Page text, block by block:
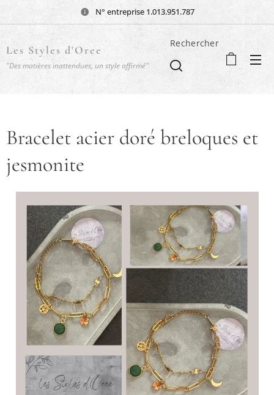
N° entreprise 1.013.951.787
Les Styles d'Oree
"Des matières inattendues, un style affirmé"
Rechercher
Bracelet acier doré breloques et
jesmonite